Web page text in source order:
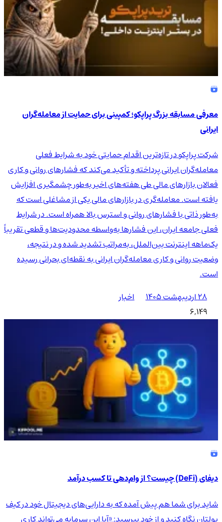
معرفی مسابقه بزرگ پراپکو؛ کمپینی برای حمایت از معامله‌گران
ایرانی
شرکت پراپکو در تازه‌ترین اقدام حمایتی خود به شرایط فعلی
معامله‌گران ایرانی پرداخته و تأکید می‌کند که فشارهای روانی و کاری
فعالان بازارهای مالی طی هفته‌های اخیر به‌طور چشمگیری افزایش
یافته است. معامله‌گری در بازارهای مالی یکی از مشاغلی است که
به‌طور ذاتی با فشارهای روانی و استرس بالا همراه است. در شرایط
فعلی جامعه ایران، این فشارها به‌واسطه محدودیت‌ها و قطعی تقریباً
یک‌ماهه اینترنت بین‌الملل، به‌مراتب تشدید شده و در نتیجه،
وضعیت روانی و کاری معامله‌گران ایرانی به نقطه‌ای بحرانی رسیده
است.
۲۸ اردیبهشت ۱۴۰۵
اخبار
6,149
دیفای (DeFi) چیست؟ از وام‌دهی تا کسب درآمد
شاید برای شما هم پیش آمده که به دارایی‌های دیجیتال خود در کیف
پولتان نگاه کنید و از خود بپرسید: «آیا این سرمایه می‌تواند کاری